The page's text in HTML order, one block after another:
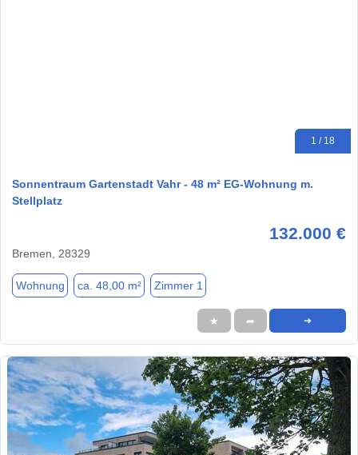
1 / 18
Sonnentraum Gartenstadt Vahr - 48 m² EG-Wohnung m.
Stellplatz
132.000 €
Bremen, 28329
Wohnung ca. 48,00 m² Zimmer 1
★ ➦ ➜